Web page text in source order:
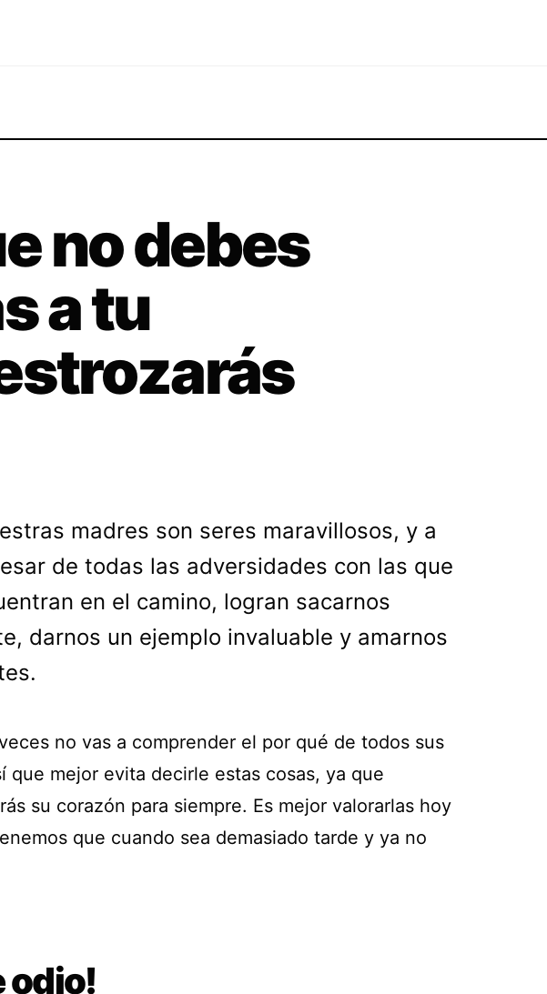
no debes
a tu
madres son seres maravillosos, y a
de todas las adversidades con las que
en el camino, logran sacarnos
darnos un ejemplo invaluable y amarnos
no vas a comprender el por qué de todos sus
que mejor evita decirle estas cosas, ya que
su corazón para siempre. Es mejor valorarlas hoy
que cuando sea demasiado tarde y ya no
odio!